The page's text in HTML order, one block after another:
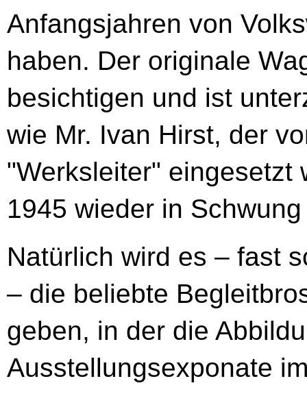
Anfangsjahren von
haben. Der originale
besichtigen und ist
wie Mr. Ivan Hirst, der
"Werksleiter" eingesetzt
1945 wieder in
Natürlich wird es – fast
– die beliebte
geben, in der die
Ausstellungsexponate